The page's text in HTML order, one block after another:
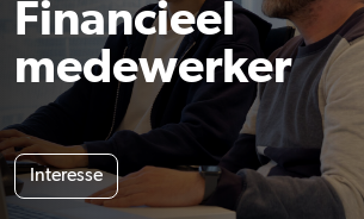
Financieel
medewerker
Interesse